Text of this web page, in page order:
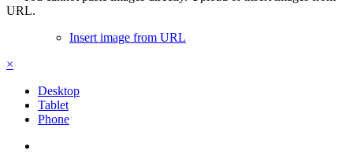
URL.
Insert image from URL
×
Desktop
Tablet
Phone